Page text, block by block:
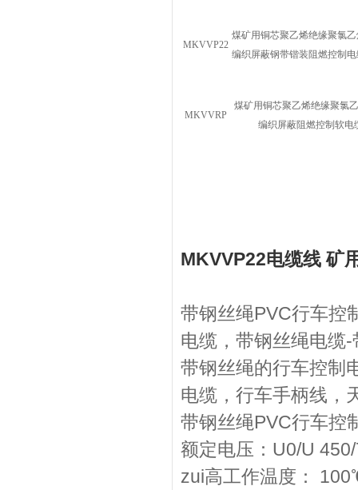
MKVVP22
煤矿用铜芯聚乙烯绝缘聚氯
编织屏蔽钢带锴装阻燃控制
MKVVRP
煤矿用铜芯聚乙烯绝缘聚氯
编织屏蔽阻燃控制软电
MKVVP22电缆线 矿
带钢丝绳PVC行车控
电缆，带钢丝绳电缆
带钢丝绳的行车控制
电缆，行车手柄线，
带钢丝绳PVC行车控
额定电压：U0/U
zui高工作温度：